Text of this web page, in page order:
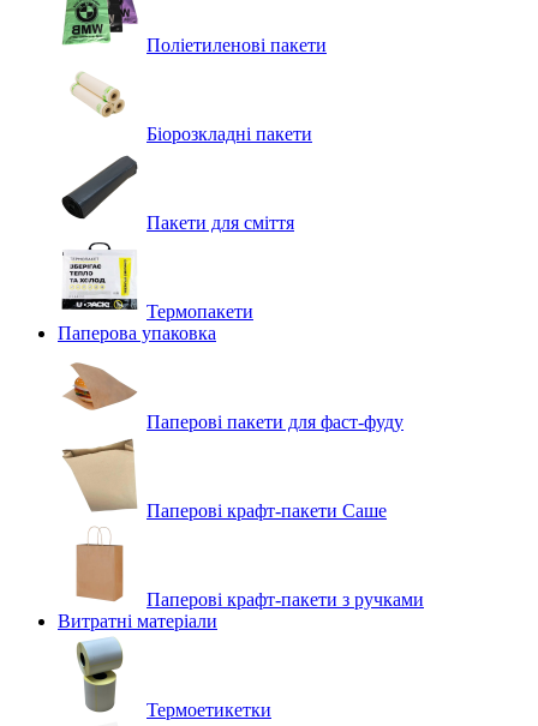
Поліетиленові пакети
Біорозкладні пакети
Пакети для сміття
Термопакети
Паперова упаковка
Паперові пакети для фаст-фуду
Паперові крафт-пакети Саше
Паперові крафт-пакети з ручками
Витратні матеріали
Термоетикетки